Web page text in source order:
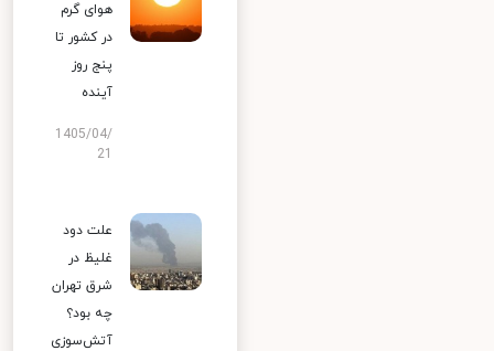
هوای گرم
در کشور تا
پنج روز
آینده
1405/04/
علت دود
غلیظ در
شرق تهران
چه بود؟
آتش‌سوزی